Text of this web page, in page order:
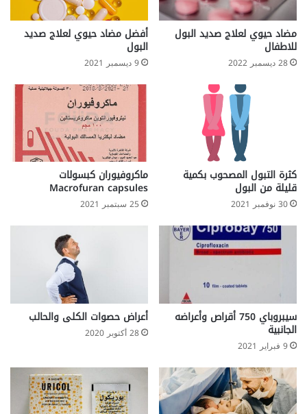
مضاد حيوي لعلاج صديد البول
للاطفال
28 ديسمبر 2022
أفضل مضاد حيوي لعلاج صديد
البول
9 ديسمبر 2021
كثرة التبول المصحوب بكمية
قليلة من البول
30 نوفمبر 2021
ماكروفيوران كبسولات
Macrofuran capsules
25 سبتمبر 2021
سيبروباي 750 أقراص وأعراضه
الجانبية
9 فبراير 2021
أعراض حصوات الكلى والحالب
28 أكتوبر 2020